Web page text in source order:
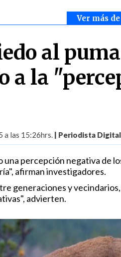
Ver más
al
a la
a las 15:26hrs. | Periodista
una percepción negativa de
afirman investigadores.
generaciones y
advierten.